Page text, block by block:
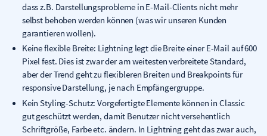
dass z.B. Darstellungsprobleme in E-Mail-Clients nicht mehr
selbst behoben werden können (was wir unseren Kunden
garantieren wollen).
Keine flexible Breite: Lightning legt die Breite einer E-Mail auf 600
Pixel fest. Dies ist zwar der am weitesten verbreitete Standard,
aber der Trend geht zu flexibleren Breiten und Breakpoints für
responsive Darstellung, je nach Empfängergruppe.
Kein Styling-Schutz: Vorgefertigte Elemente können in Classic
gut geschützt werden, damit Benutzer nicht versehentlich
Schriftgröße, Farbe etc. ändern. In Lightning geht das zwar auch,